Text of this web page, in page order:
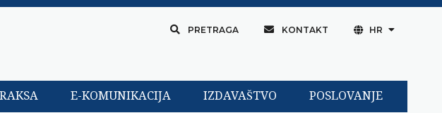
PRETRAGA KONTAKT HR
E-KOMUNIKACIJA IZDAVAŠTVO POSLOVANJE